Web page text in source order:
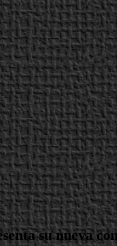
su nueva